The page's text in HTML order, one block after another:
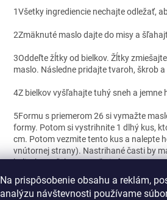
Na prispôsobenie obsahu a reklám,
analýzu návštevnosti používame
1Všetky ingrediencie nechajte odležať,
2Zmäknuté maslo dajte do misy a
3Oddeľte žĺtky od bielkov. Žĺtky
maslo. Následne pridajte tvaroh, škrob a
4Z bielkov vyšľahajte tuhý sneh a jemne
5Formu s priemerom 26 si vymažte
formy. Potom si vystrihnite 1 dlhý kus,
cm. Potom vezmite tento kus a nalepte
vnútornej strany). Nastrihané časti by
koliesko. Vďaka tomu, že je forma
6Cesto nalejte do formy.